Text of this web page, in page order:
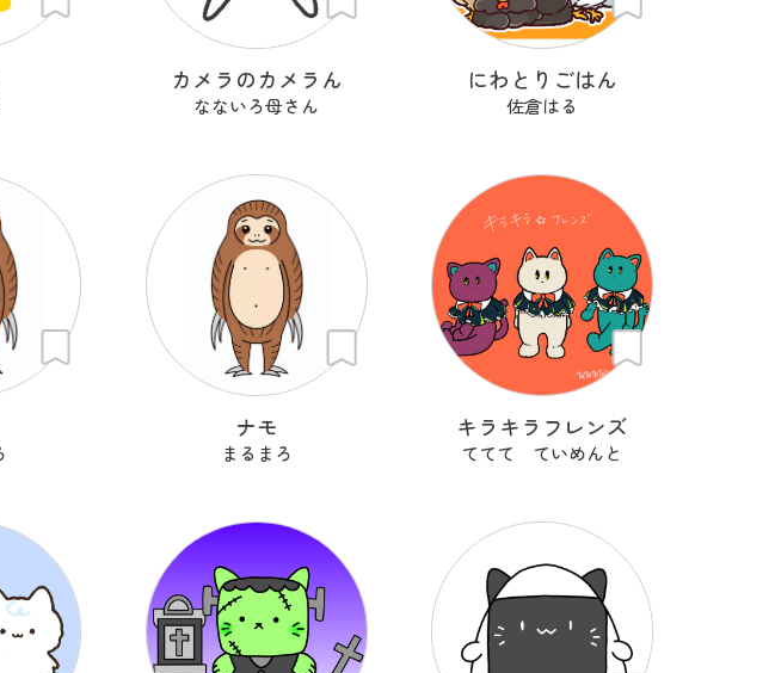
カメラのカメラん
なないろ母さん
にわとりごはん
佐倉はる
ナモ
まるまろ
キラキラフレンズ
ててて ていめんと